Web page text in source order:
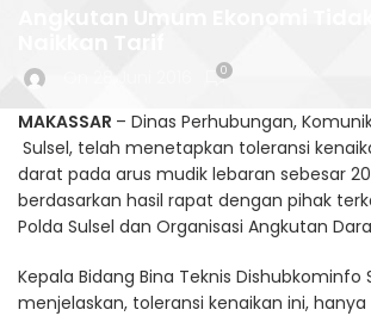
0
MAKASSAR – Dinas Perhubungan,
Sulsel, telah menetapkan toleransi
darat pada arus mudik lebaran sebesar
berdasarkan hasil rapat dengan pihak
Polda Sulsel dan Organisasi Angkutan
Kepala Bidang Bina Teknis Dishubkominfo
menjelaskan, toleransi kenaikan ini,